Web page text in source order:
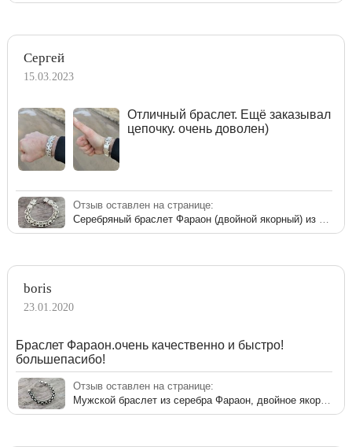
Сергей
15.03.2023
Отличный браслет. Ещё заказывал
цепочку. очень доволен)
Отзыв оставлен на странице:
boris
23.01.2020
Браслет Фараон.очень качественно и быстро!
большепасибо!
Отзыв оставлен на странице: